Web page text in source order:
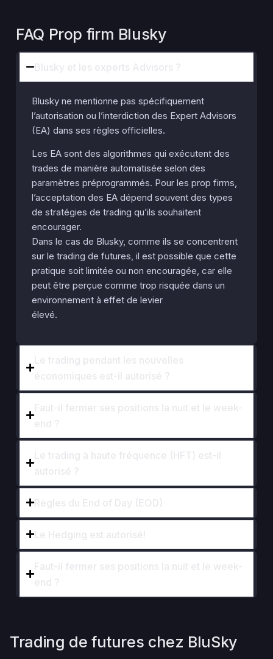
FAQ Prop firm Blusky
Blusky et les experts Advisors ?
Blusky ne mentionne pas spécifiquement
l’autorisation ou l’interdiction des Expert Advisors
(EA) dans ses règles officielles​.
Les EA sont des algorithmes qui exécutent des
trades de manière automatisée selon des
paramètres préprogrammés. Pour les prop firms,
l’acceptation des EA dépend souvent des types
de stratégies de trading qu’ils souhaitent
encourager.
Dans le cas de Blusky, comme ils se concentrent
sur le trading de futures, il est possible que cette
pratique soit limitée ou non encouragée, car elle
peut être perçue comme trop risquée dans un
environnement à effet de levier
élevé.
Règles du End of Day (EOD)
Le Hedging est autorisé!
Trading de futures chez BluSky